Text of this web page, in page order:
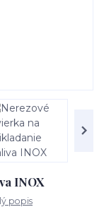
INOX
popis